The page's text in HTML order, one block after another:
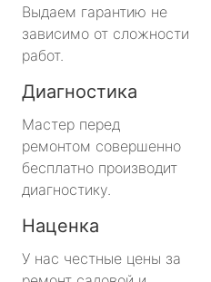
Выдаем гарантию не
зависимо от сложности
работ.
Диагностика
Мастер перед
ремонтом совершенно
бесплатно производит
диагностику.
Наценка
У нас честные цены за